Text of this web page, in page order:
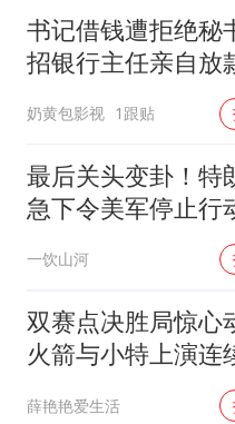
奋
书记借钱遭拒绝秘
招银行主任亲自放
奶黄包影视 1跟贴
最后关头变卦！特
急下令美军停止行
认清了残酷的现实
一饮山河
双赛点决胜局惊心
火箭与小特上演连
薛艳艳爱生活